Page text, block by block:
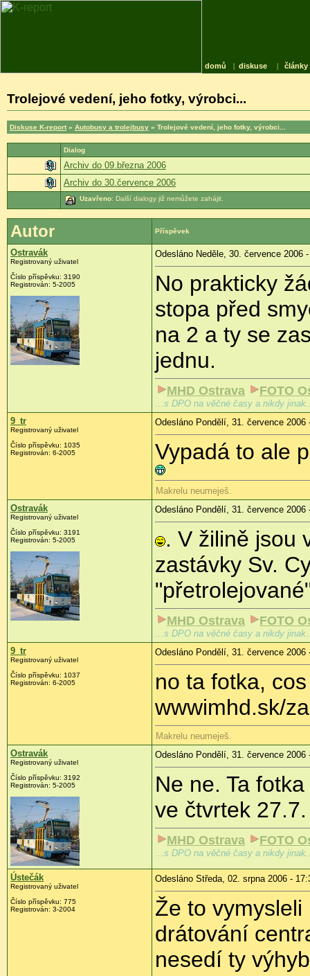
domů | diskuse | články
Trolejové vedení, jeho fotky, výrobci...
Diskuse K-report » Autobusy a trolejbusy » Trolejové vedení, jeho fotky, výrobci...
Dialog
Archiv do 09.března 2006
Archiv do 30.července 2006
Uzavřeno: Další dialogy již nemůžete zahájit.
Autor Příspěvek
Ostravák
Registrovaný uživatel
Číslo příspěvku: 3190
Registrován: 5-2005
Odesláno Neděle, 30. července 2006
No prakticky
stopa před
na 2 a ty se
jednu.
MHD Ostrava FOTO
...s DPO na věčné časy a nikdy
9_tr
Registrovaný uživatel
Číslo příspěvku: 1035
Registrován: 6-2005
Odesláno Pondělí, 31. července 2006
Vypadá to ale
Makrelu neumeješ.
Ostravák
Registrovaný uživatel
Číslo příspěvku: 3191
Registrován: 5-2005
Odesláno Pondělí, 31. července 2006
. V žilině jsou
zastávky Sv.
MHD Ostrava FOTO
...s DPO na věčné časy a nikdy
9_tr
Registrovaný uživatel
Číslo příspěvku: 1037
Registrován: 6-2005
Odesláno Pondělí, 31. července 2006
no ta fotka,
wwwimhd.sk/
Makrelu neumeješ.
Ostravák
Registrovaný uživatel
Číslo příspěvku: 3192
Registrován: 5-2005
Odesláno Pondělí, 31. července 2006
Ne ne. Ta
ve čtvrtek 27.7.
MHD Ostrava FOTO
...s DPO na věčné časy a nikdy
Ústečák
Registrovaný uživatel
Číslo příspěvku: 775
Registrován: 3-2004
Odesláno Středa, 02. srpna 2006 -
Že to
drátování
nesedí ty